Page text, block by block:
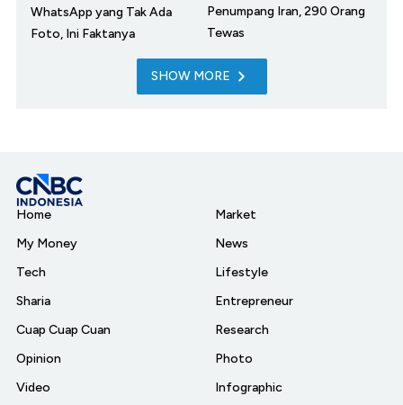
WhatsApp yang Tak Ada
Foto, Ini Faktanya
Penumpang Iran, 290 Orang
Tewas
SHOW MORE
Home
My Money
Tech
Sharia
Cuap Cuap Cuan
Opinion
Video
Market
News
Lifestyle
Entrepreneur
Research
Photo
Infographic